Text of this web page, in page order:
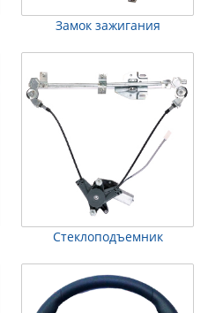
Замок зажигания
Стеклоподъемник